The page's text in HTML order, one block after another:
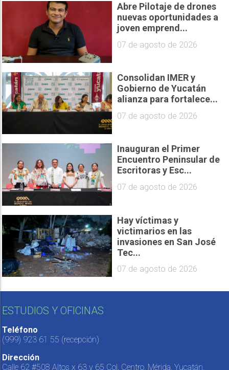
Abre Pilotaje de drones
nuevas oportunidades a
joven emprend...
07 de agosto de 2026
Consolidan IMER y
Gobierno de Yucatán
alianza para fortalece...
07 de agosto de 2026
Inauguran el Primer
Encuentro Peninsular de
Escritoras y Esc...
07 de agosto de 2026
Hay víctimas y
victimarios en las
invasiones en San José
Tec...
07 de agosto de 2026
ESTUDIOS Y OFICINAS
Teléfono
(999) 923 61 55 (recepción)
Dirección
Calle 62 #508 Altos x 63 y 65 Col. Centro, Mérida, Yucatán,